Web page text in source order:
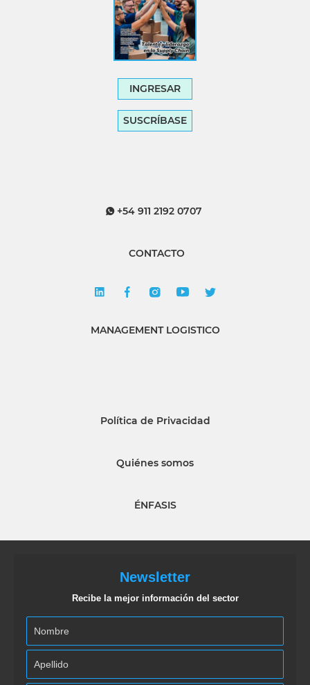
INGRESAR
SUSCRÍBASE
+54 911 2192 0707
CONTACTO
MANAGEMENT LOGISTICO
Política de Privacidad
Quiénes somos
ÉNFASIS
Newsletter
Recibe la mejor información del sector